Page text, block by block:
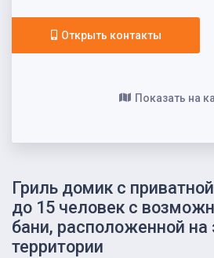
Гриль домик с
до 15 человек с
бани, расположенной на
территории
Открыть контакты
Показать на